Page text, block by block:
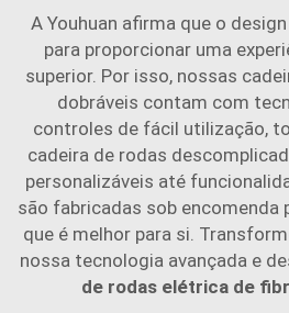
A Youhuan afirma que o
para proporcionar uma
superior. Por isso, nossas
dobráveis contam com
controles de fácil utilização,
cadeira de rodas
personalizáveis até
são fabricadas sob encomenda
que é melhor para si.
nossa tecnologia avançada e
de rodas elétrica de